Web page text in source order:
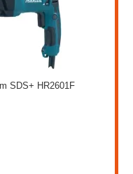
SDS+ HR2601F